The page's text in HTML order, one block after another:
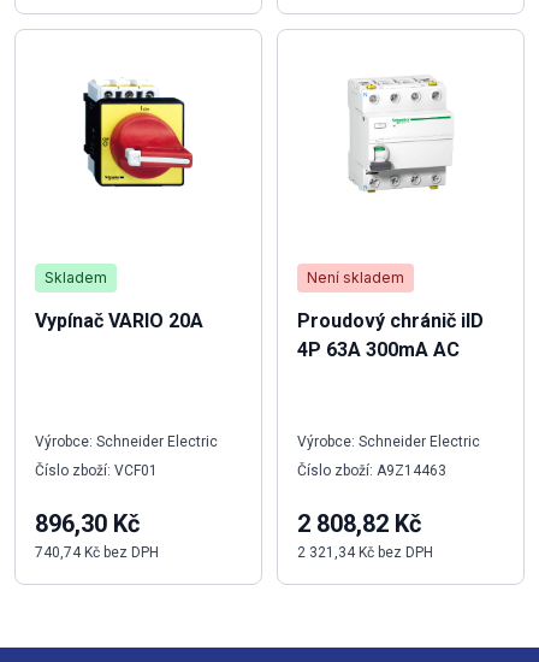
Skladem
Vypínač VARIO 20A
Výrobce: Schneider Electric
Číslo zboží: VCF01
896,30 Kč
740,74 Kč bez DPH
Není skladem
Proudový chránič iID
4P 63A 300mA AC
Výrobce: Schneider Electric
Číslo zboží: A9Z14463
2 808,82 Kč
2 321,34 Kč bez DPH